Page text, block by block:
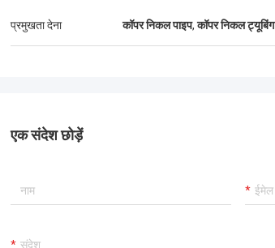
ब्राजील --- एमी
यह अच्छा है, सहयोग करना जारी रखेगा।
प्रमुखता देना कॉपर निकल पाइप,कॉपर निकल ट्यूबिंग
एक संदेश छोड़ें